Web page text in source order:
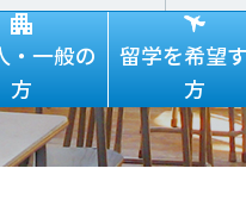
・一般の
方
留学を希望
方
高校生